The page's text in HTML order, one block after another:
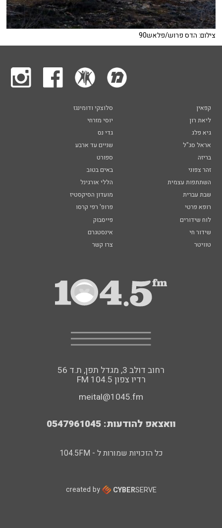
צילום: הדס פרוש/פלאש90
קפאין
סלוצקי ודומינגז
ליאת רון
יוסי מזרחי
גיא פלג
גדי נס
אראל סג"ל
שניים עד ארבע
בריזה
ספורט
זהר צפוני
באים בטוב
השתתפות עצמית
הללי אורגינל
שבת עברית
מועדון הסיקסטיז
רופא פרטי
פרופ' רפי קרסו
לוח שידורים
פייסבוק
שידור חי
אינסטגרם
טוויטר
צרו קשר
רחוב דולב 3, מגדל תפן, ת.ד 56
FM רדיו צפון 104.5
meital@1045.fm
וואצאפ להודעות: 0547961045
כל הזכויות שמורות ל - 104.5FM
created by CYBERSERVE